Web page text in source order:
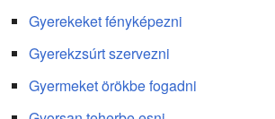
Gyerekeket fényképezni
Gyerekzsúrt szervezni
Gyermeket örökbe fogadni